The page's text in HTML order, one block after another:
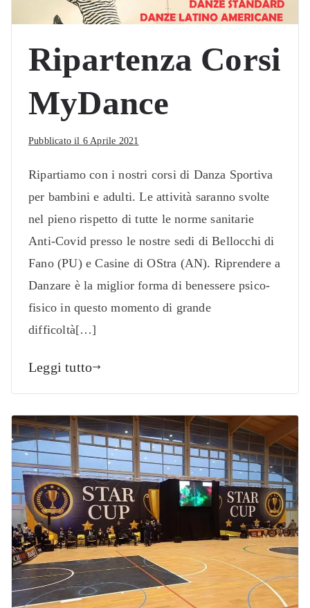
Ripartenza Corsi
MyDance
Pubblicato il 6 Aprile 2021
Ripartiamo con i nostri corsi di Danza Sportiva
per bambini e adulti. Le attività saranno svolte
nel pieno rispetto di tutte le norme sanitarie
Anti-Covid presso le nostre sedi di Bellocchi di
Fano (PU) e Casine di OStra (AN). Riprendere a
Danzare è la miglior forma di benessere psico-
fisico in questo momento di grande
difficoltà[…]
Leggi tutto